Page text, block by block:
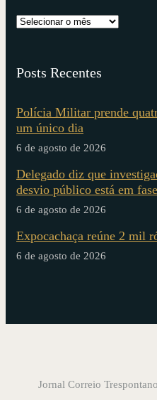
Posts Recentes
Polícia Militar prende
um único dia
6 de agosto de 2026
Delegado diz que
desvio público está em
6 de agosto de 2026
Expocachaça reúne 2 mil
6 de agosto de 2026
Jornal Correio